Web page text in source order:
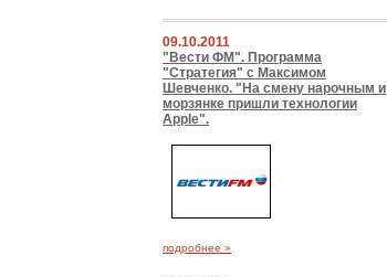
09.10.2011
"Вести ФМ". Программа
"Стратегия" с Максимом
Шевченко. "На смену нарочным и
морзянке пришли технологии
Apple".
подробнее »